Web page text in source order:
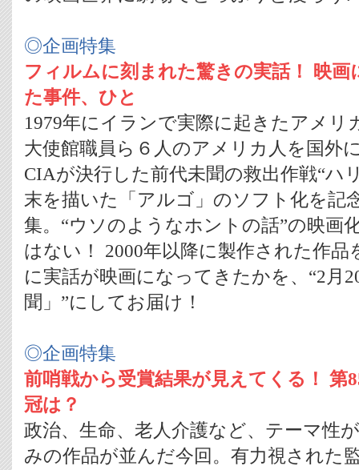
◎企画特集
フィルムに刻まれた驚きの実話！ 映
た事件、ひと
1979年にイランで実際に起きたアメリ
大使館職員ら６人のアメリカ人を国外
CIAが決行した前代未聞の救出作戦“ハ
末を描いた「アルゴ」のソフト化を記
集。“ウソのようなホントの話”の映画
はない！ 2000年以降に製作された作
に実話が映画になってきたかを、“2月
聞」”にしてお届け！
◎企画特集
前哨戦から受賞結果が見えてくる！ 第
冠は？
政治、生命、老人介護など、テーマ性
みの作品が並んだ今回。有力視された